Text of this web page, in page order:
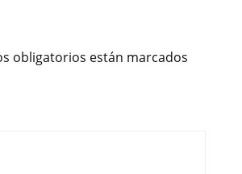
obligatorios están marcados